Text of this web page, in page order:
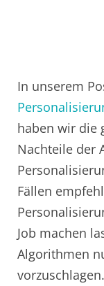
In unserem
haben wir die
Nachteile der
Fällen
Job machen
Algorithmen